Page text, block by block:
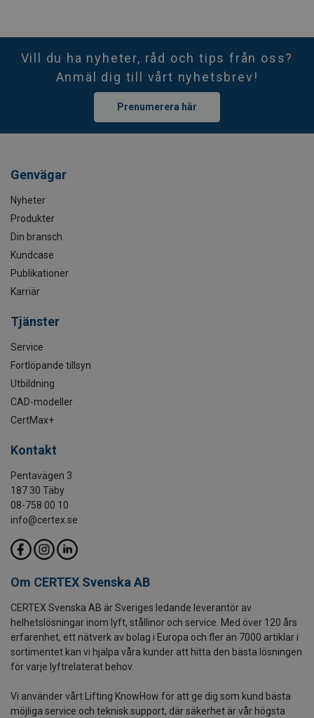
Vill du ha nyheter, råd och tips från oss?
Anmäl dig till vårt nyhetsbrev!
Prenumerera här
Genvägar
Nyheter
Produkter
Din bransch
Kundcase
Publikationer
Karriär
Tjänster
Service
Fortlöpande tillsyn
Utbildning
CAD-modeller
CertMax+
Kontakt
Pentavägen 3
187 30 Täby
08-758 00 10
info@certex.se
Om CERTEX Svenska AB
CERTEX Svenska AB är Sveriges ledande leverantör av
helhetslösningar inom lyft, stållinor och service. Med över 120 års
erfarenhet, ett nätverk av bolag i Europa och fler än 7000 artiklar i
sortimentet kan vi hjälpa våra kunder att hitta den bästa lösningen
för varje lyftrelaterat behov.
Vi använder vårt Lifting KnowHow för att ge dig som kund bästa
möjliga service och teknisk support, där säkerhet är vår högsta